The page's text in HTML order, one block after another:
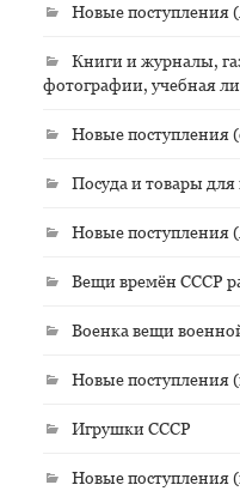
Новые поступления
Книги и журналы,
фотографии, учебная
Новые поступления
Посуда и товары
Новые поступления
Вещи времён СССР
Военка вещи
Новые поступления
Игрушки СССР
Новые поступления